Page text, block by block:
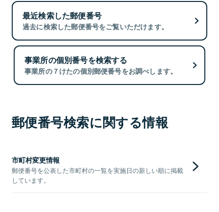
最近検索した郵便番号
過去に検索した郵便番号をご覧いただけます。
事業所の個別番号を検索する
事業所の７けたの個別郵便番号をお調べします。
郵便番号検索に関する情報
市町村変更情報
郵便番号を公表した市町村の一覧を実施日の新しい順に掲載
しています。